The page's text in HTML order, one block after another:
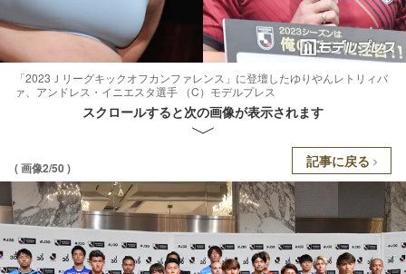
「2023Ｊリーグキックオフカンファレンス」に登壇したゆりやんレトリィバ
ァ、アンドレス・イニエスタ選手 （C）モデルプレス
スクロールすると次の画像が表示されます
( 画像2/50 ) 記事に戻る